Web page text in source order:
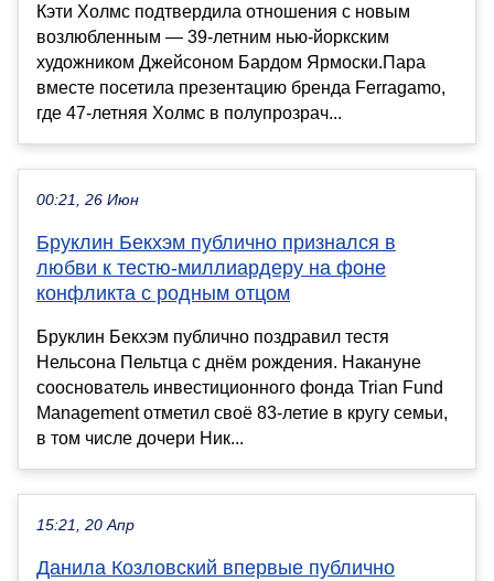
Кэти Холмс подтвердила отношения с новым
возлюбленным — 39-летним нью-йоркским
художником Джейсоном Бардом Ярмоски.Пара
вместе посетила презентацию бренда Ferragamo,
где 47-летняя Холмс в полупрозрач...
00:21, 26 Июн
Бруклин Бекхэм публично признался в
любви к тестю-миллиардеру на фоне
конфликта с родным отцом
Бруклин Бекхэм публично поздравил тестя
Нельсона Пельтца с днём рождения. Накануне
сооснователь инвестиционного фонда Trian Fund
Management отметил своё 83-летие в кругу семьи,
в том числе дочери Ник...
15:21, 20 Апр
Данила Козловский впервые публично